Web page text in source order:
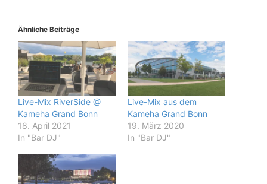
Ähnliche Beiträge
Live-Mix RiverSide @
Kameha Grand Bonn
18. April 2021
In "Bar DJ"
Live-Mix aus dem
Kameha Grand Bonn
19. März 2020
In "Bar DJ"